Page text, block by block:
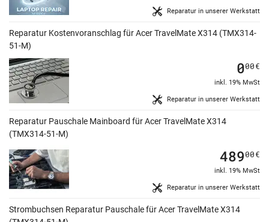
Reparatur in unserer Werkstatt
Reparatur Kostenvoranschlag für Acer TravelMate X314 (TMX314-
51-M)
Reparatur in unserer Werkstatt
000€
inkl. 19% MwSt
Reparatur Pauschale Mainboard für Acer TravelMate X314
(TMX314-51-M)
Reparatur in unserer Werkstatt
48900€
inkl. 19% MwSt
Strombuchsen Reparatur Pauschale für Acer TravelMate X314